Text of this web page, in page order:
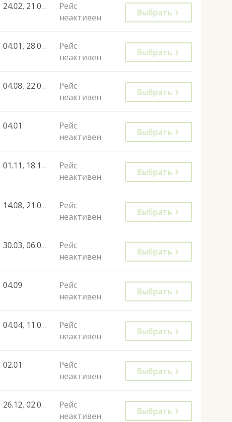
24.02, 21.08, 04.09, 11.09, 09.10
Рейс
неактивен
Выбрать
04.01, 28.03, 31.10, 16.01, 02.01, 20.11, 04.12
Рейс
неактивен
Выбрать
04.08, 22.09, 03.10, 04.10, 11.10, 15.05, 29.05, 05.06, 26.06, 19.09, 21.09, 25.09
Рейс
неактивен
Выбрать
04.01
Рейс
неактивен
Выбрать
01.11, 18.12, 25.12, 08.01, 09.01
Рейс
неактивен
Выбрать
14.08, 21.08, 11.09
Рейс
неактивен
Выбрать
30.03, 06.04, 13.04, 20.04, 27.04, 04.05, 11.05, 18.05, 21.05, 25.05, 28.05, 01.06, 04.06, 08.06, 11.06, 15.06, 18.06, 22.06, 25.06, 29.06, 02.07, 06.07, 09.07, 13.07, 16.07, 20.07, 23.07, 27.07, 30.07, 06.08, 13.08, 20.08, 27.08, 03.08, 10.08, 17.08, 24.08, 31.08, 03.09, 07.09, 10.09, 14.09, 17.09, 21.09, 24.09, 28.09, 05.10, 08.10, 12.10, 15.10, 19.10, 22.10, 26.10, 01.10, 26.04, 03.05, 17.05, 20.06, 07.07, 08.08, 22.08, 29.08, 08.09, 19.06, 28.06, 05.07, 11.07, 12.07, 17.07, 26.07, 01.08, 07.08, 14.08, 22.08, 30.08, 04.09, 07.09, 11.09, 18.09, 16.10, 24.10
Рейс
неактивен
Выбрать
04.09
Рейс
неактивен
Выбрать
04.04, 11.04, 18.04, 25.04, 02.05, 09.05, 16.05, 23.05, 30.05, 06.06, 13.06, 20.06, 27.06, 12.05, 19.05, 26.05, 02.06, 09.06, 16.06, 23.06, 30.06, 04.07, 07.07, 11.07, 14.07, 18.07, 21.07, 25.07, 28.07, 01.08, 04.08, 08.08, 11.08, 15.08, 18.08, 22.08, 25.08, 29.08, 05.09, 08.09, 12.09, 15.09, 19.09, 22.09, 26.09, 29.09, 01.09, 03.10, 04.10, 11.10, 17.10, 18.10, 25.10, 24.10, 10.10, 03.04, 04.04, 10.04, 11.04, 17.04, 18.04, 24.04, 25.04, 01.05, 02.05, 08.05, 09.05, 15.05, 16.05, 22.05, 23.05, 29.05, 30.05, 05.06, 06.06, 12.06, 13.06, 19.06, 20.06, 26.06, 27.06, 03.07, 04.07, 10.07, 11.07, 17.07, 18.07, 24.07, 25.07, 31.07, 01.08, 07.08, 08.08, 14.08, 15.08, 21.08, 22.08, 28.08, 29.08, 04.09, 05.09, 11.09, 12.09, 18.09, 19.09, 25.09, 26.09, 02.10, 03.10, 09.10, 10.10, 16.10, 17.10, 23.10, 24.10
Рейс
неактивен
Выбрать
02.01
Рейс
неактивен
Выбрать
26.12, 02.01, 09.01, 16.01, 23.01, 30.01, 06.02, 13.02, 20.02, 27.02, 06.03, 13.03, 20.03, 27.03, 30.10, 06.11, 13.11, 20.11, 27.11, 04.12, 11.12, 18.12, 25.12, 08.01, 15.01, 22.01, 29.01, 05.02, 12.02, 19.02, 26.02, 05.03, 12.03, 19.03
Рейс
неактивен
Выбрать